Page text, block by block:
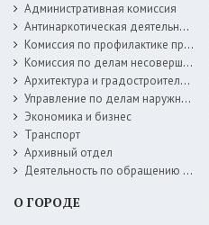
Административная комиссия
Антинаркотическая деятельность
Комиссия по профилактике правонарушений
Комиссия по делам несовершеннолетних
Архитектура и градостроительство
Управление по делам наружной рекламы
Экономика и бизнес
Транспорт
Архивный отдел
Деятельность по обращению с животными без владельцев
О ГОРОДЕ